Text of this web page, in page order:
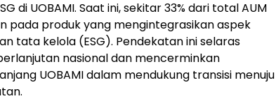
di UOBAMI. Saat ini, sekitar 33% dari total AUM
pada produk yang mengintegrasikan aspek
tata kelola (ESG). Pendekatan ini selaras
nasional dan mencerminkan
UOBAMI dalam mendukung transisi menuju